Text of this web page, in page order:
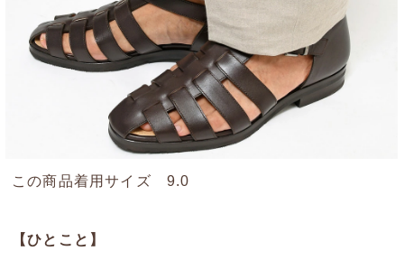
この商品着用サイズ 9.0
【ひとこと】